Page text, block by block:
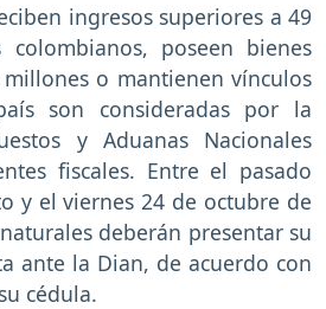
ingresos superiores a 49
poseen bienes
o mantienen vínculos
son consideradas por la
y Aduanas Nacionales
fiscales. Entre el pasado
y el viernes 24 de octubre de
deberán presentar su
ante la Dian, de acuerdo con
cédula.